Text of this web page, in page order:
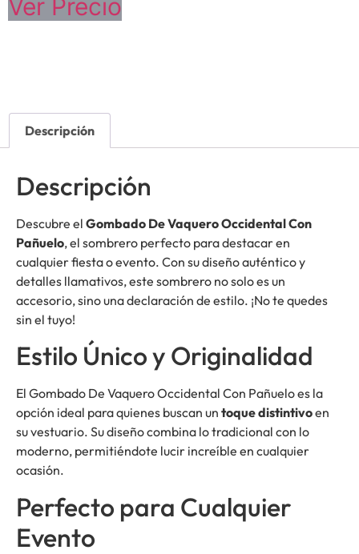
Ver Precio
Descripción
Descripción
Descubre el Gombado De Vaquero Occidental Con
Pañuelo, el sombrero perfecto para destacar en
cualquier fiesta o evento. Con su diseño auténtico y
detalles llamativos, este sombrero no solo es un
accesorio, sino una declaración de estilo. ¡No te quedes
sin el tuyo!
Estilo Único y Originalidad
El Gombado De Vaquero Occidental Con Pañuelo es la
opción ideal para quienes buscan un toque distintivoen
su vestuario. Su diseño combina lo tradicional con lo
moderno, permitiéndote lucir increíble en cualquier
ocasión.
Perfecto para Cualquier
Evento